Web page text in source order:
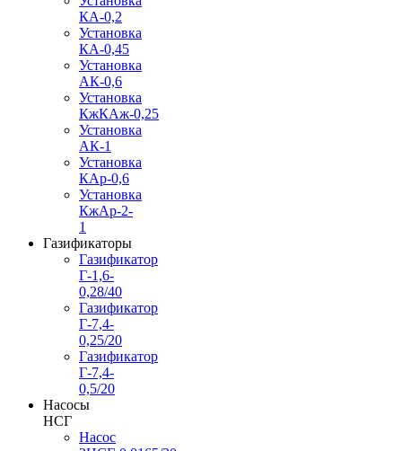
КА-0,2
Установка
КА-0,45
Установка
АК-0,6
Установка
КжКАж-0,25
Установка
АК-1
Установка
КАр-0,6
Установка
КжАр-2-
1
Газификаторы
Газификатор
Г-1,6-
0,28/40
Газификатор
Г-7,4-
0,25/20
Газификатор
Г-7,4-
0,5/20
Насосы
НСГ
Насос